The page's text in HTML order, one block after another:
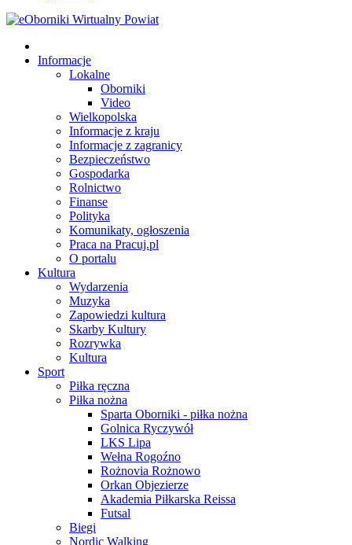
Informacje
Lokalne
Oborniki
Video
Wielkopolska
Informacje z kraju
Informacje z zagranicy
Bezpieczeństwo
Gospodarka
Rolnictwo
Finanse
Polityka
Komunikaty, ogłoszenia
Praca na Pracuj.pl
O portalu
Kultura
Wydarzenia
Muzyka
Zapowiedzi kultura
Skarby Kultury
Rozrywka
Kultura
Sport
Piłka ręczna
Piłka nożna
Sparta Oborniki - piłka nożna
Golnica Ryczywół
LKS Lipa
Wełna Rogoźno
Rożnovia Rożnowo
Orkan Objezierze
Akademia Piłkarska Reissa
Futsal
Biegi
Nordic Walking